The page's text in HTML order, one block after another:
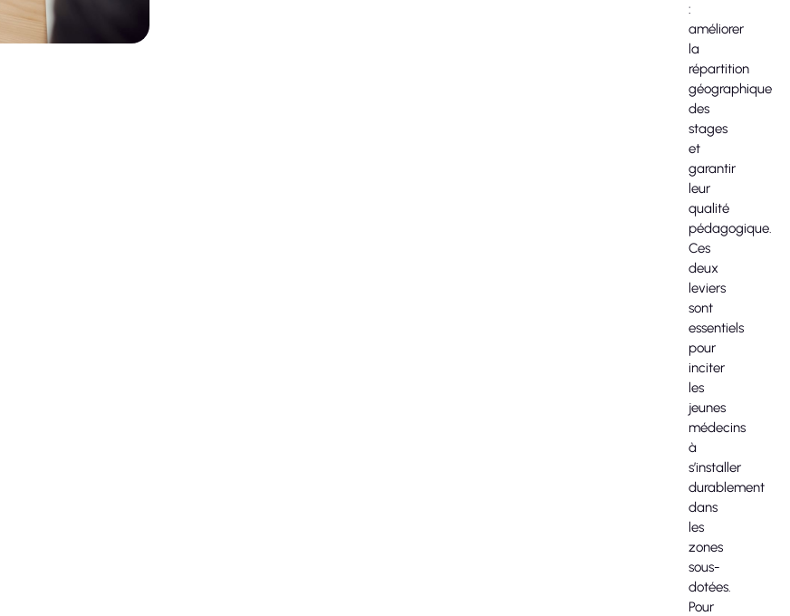
:
améliorer
la
répartition
géographique
des
stages
et
garantir
leur
qualité
pédagogique.
Ces
deux
leviers
sont
essentiels
pour
inciter
les
jeunes
médecins
à
s’installer
durablement
dans
les
zones
sous-
dotées.
Pour